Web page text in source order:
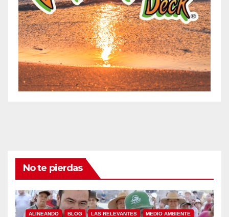
No te pierdas
ALINEANDO BLOG LAS RELEVANTES MEDIO AMBIENTE